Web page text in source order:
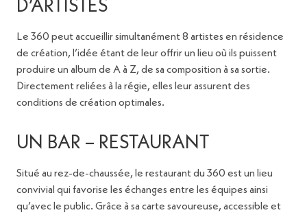
D’ARTISTES
Le 360 peut accueillir simultanément 8 artistes en résidence
de création, l’idée étant de leur offrir un lieu où ils puissent
produire un album de A à Z, de sa composition à sa sortie.
Directement reliées à la régie, elles leur assurent des
conditions de création optimales.
UN BAR – RESTAURANT
Situé au rez-de-chaussée, le restaurant du 360 est un lieu
convivial qui favorise les échanges entre les équipes ainsi
qu’avec le public. Grâce à sa carte savoureuse, accessible et